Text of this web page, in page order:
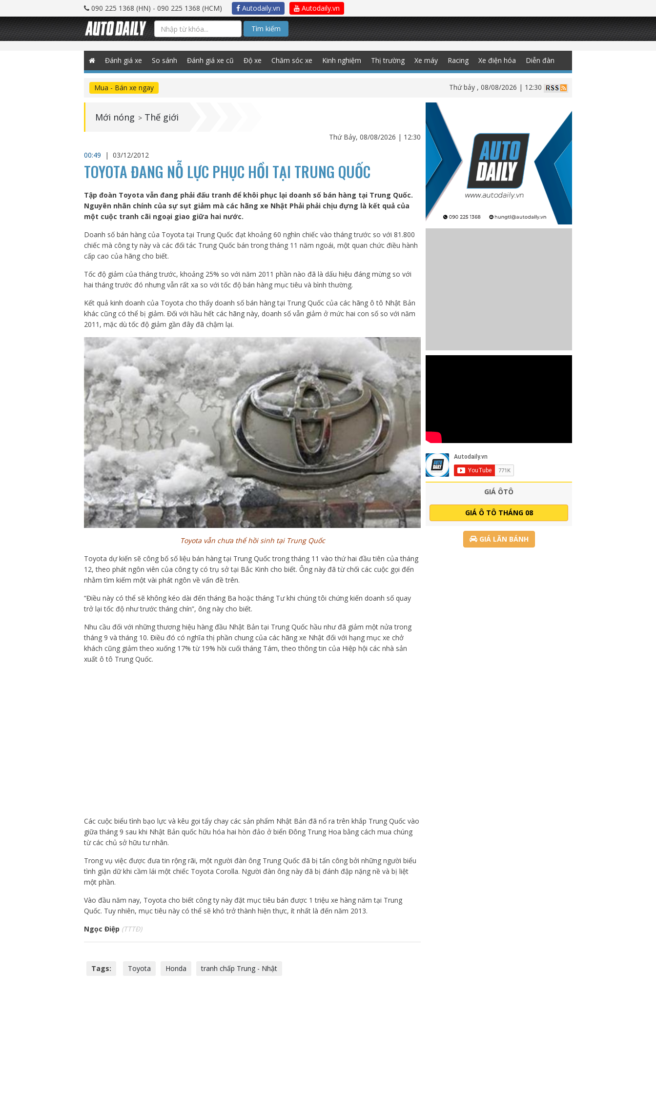
090 225 1368 (HN) - 090 225 1368 (HCM) Autodaily.vn Autodaily.vn
Tìm kiếm
Đánh giá xe So sánh Đánh giá xe cũ Độ xe Chăm sóc xe Kinh nghiệm Thị trường Xe máy Racing Xe điện hóa Diễn đàn
Mua - Bán xe ngay Thứ bảy , 08/08/2026 | 12:30
Mới nóng > Thế giới
Thứ Bảy, 08/08/2026 | 12:30
00:49
| 03/12/2012
TOYOTA ĐANG NỖ LỰC PHỤC HỒI TẠI TRUNG QUỐC
Tập đoàn Toyota vẫn đang phải đấu tranh để khôi phục lại doanh số bán hàng tại Trung Quốc.
Nguyên nhân chính của sự sụt giảm mà các hãng xe Nhật Phải phải chịu đựng là kết quả của
một cuộc tranh cãi ngoại giao giữa hai nước.
Doanh số bán hàng của Toyota tại Trung Quốc đạt khoảng 60 nghìn chiếc vào tháng trước so với 81.800
chiếc mà công ty này và các đối tác Trung Quốc bán trong tháng 11 năm ngoái, một quan chức điều hành
cấp cao của hãng cho biết.
Tốc độ giảm của tháng trước, khoảng 25% so với năm 2011 phần nào đã là dấu hiệu đáng mừng so với
hai tháng trước đó nhưng vẫn rất xa so với tốc độ bán hàng mục tiêu và bình thường.
Kết quả kinh doanh của Toyota cho thấy doanh số bán hàng tại Trung Quốc của các hãng ô tô Nhật Bản
khác cũng có thể bị giảm. Đối với hầu hết các hãng này, doanh số vẫn giảm ở mức hai con số so với năm
2011, mặc dù tốc độ giảm gần đây đã chậm lại.
Toyota vẫn chưa thể hồi sinh tại Trung Quốc
Toyota dự kiến sẽ công bố số liệu bán hàng tại Trung Quốc trong tháng 11 vào thứ hai đầu tiên của tháng
12, theo phát ngôn viên của công ty có trụ sở tại Bắc Kinh cho biết. Ông này đã từ chối các cuộc gọi đến
nhằm tìm kiếm một vài phát ngôn về vấn đề trên.
“Điều này có thể sẽ không kéo dài đến tháng Ba hoặc tháng Tư khi chúng tôi chứng kiến doanh số quay
trở lại tốc độ như trước tháng chín”, ông này cho biết.
Nhu cầu đối với những thương hiệu hàng đầu Nhật Bản tại Trung Quốc hầu như đã giảm một nửa trong
tháng 9 và tháng 10. Điều đó có nghĩa thị phần chung của các hãng xe Nhật đối với hạng mục xe chở
khách cũng giảm theo xuống 17% từ 19% hồi cuối tháng Tám, theo thông tin của Hiệp hội các nhà sản
xuất ô tô Trung Quốc.
Các cuộc biểu tình bạo lực và kêu gọi tẩy chay các sản phẩm Nhật Bản đã nổ ra trên khắp Trung Quốc vào
giữa tháng 9 sau khi Nhật Bản quốc hữu hóa hai hòn đảo ở biển Đông Trung Hoa bằng cách mua chúng
từ các chủ sở hữu tư nhân.
Trong vụ việc được đưa tin rộng rãi, một người đàn ông Trung Quốc đã bị tấn công bởi những người biểu
tình giận dữ khi cầm lái một chiếc Toyota Corolla. Người đàn ông này đã bị đánh đập nặng nề và bị liệt
một phần.
Vào đầu năm nay, Toyota cho biết công ty này đặt mục tiêu bán được 1 triệu xe hàng năm tại Trung
Quốc. Tuy nhiên, mục tiêu này có thể sẽ khó trở thành hiện thực, ít nhất là đến năm 2013.
Ngọc Điệp (TTTĐ)
Tags: Toyota Honda tranh chấp Trung - Nhật
GIÁ ÔTÔ
GIÁ Ô TÔ THÁNG 08
GIÁ LĂN BÁNH